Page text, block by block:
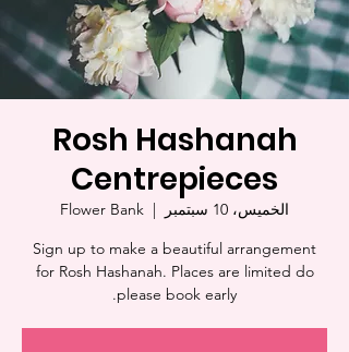
Rosh Hashanah
Centrepieces
الخميس، 10 سبتمبر
  |
Flower Bank
Sign up to make a beautiful arrangement
for Rosh Hashanah. Places are limited do
please book early.